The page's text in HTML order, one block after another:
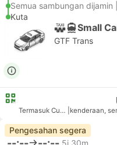
Semua sambungan dijamin
Kuta
Small
GTF Trans
Termasuk Cukai
Pengesahan segera
5j 30m